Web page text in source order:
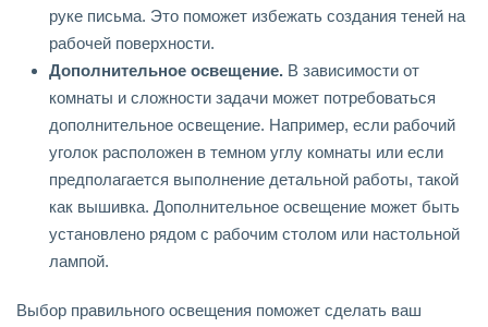
руке письма. Это поможет избежать создания теней на
рабочей поверхности.
Дополнительное освещение. В зависимости от
комнаты и сложности задачи может потребоваться
дополнительное освещение. Например, если рабочий
уголок расположен в темном углу комнаты или если
предполагается выполнение детальной работы, такой
как вышивка. Дополнительное освещение может быть
установлено рядом с рабочим столом или настольной
лампой.
Выбор правильного освещения поможет сделать ваш